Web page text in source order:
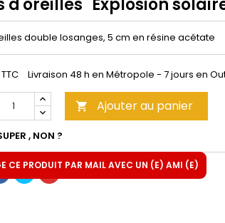
d'oreilles "Explosion
double losanges, 5 cm en résine acétate
TTC Livraison 48 h en Métropole - 7 jours en
 Ajouter au panier
, NON ?
CE PRODUIT PAR MAIL AVEC UN (E) AMI (E)